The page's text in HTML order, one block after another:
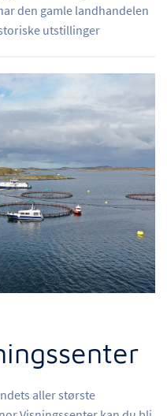
den gamle landhandelen
utstillinger
aller største